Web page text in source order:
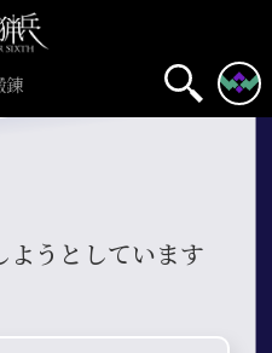
錬
ようとしています